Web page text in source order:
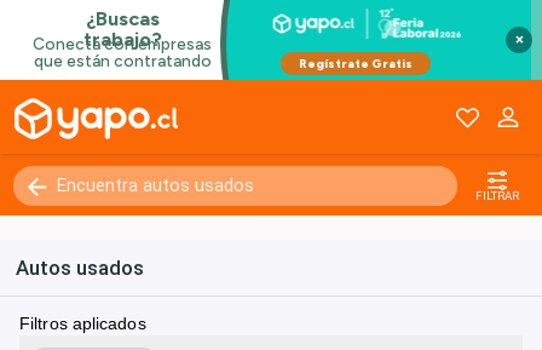
×
FILTRAR
Autos usados
Filtros aplicados
Kilómetros 0 - 250000+